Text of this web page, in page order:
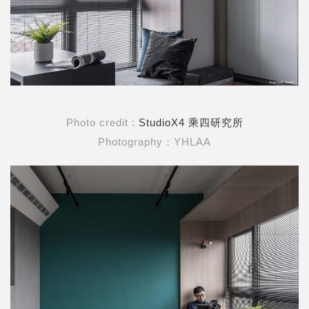
Photo credit : StudioX4 乘四研究所
Photography：YHLAA